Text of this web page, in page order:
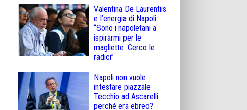
Valentina De Laurentiis
e l’energia di Napoli:
“Sono i napoletani a
ispirarmi per le
magliette. Cerco le
radici”
Napoli non vuole
intestare piazzale
Tecchio ad Ascarelli
perché era ebreo?